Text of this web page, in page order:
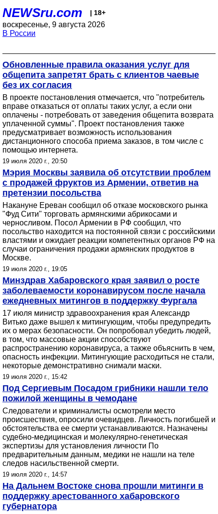
NEWSru.com | 18+
воскресенье, 9 августа 2026
В России
Обновленные правила оказания услуг для
общепита запретят брать с клиентов чаевые
без их согласия
В проекте постановления отмечается, что "потребитель
вправе отказаться от оплаты таких услуг, а если они
оплачены - потребовать от заведения общепита возврата
уплаченной суммы". Проект постановления также
предусматривает возможность использования
дистанционного способа приема заказов, в том числе с
помощью интернета.
19 июля 2020 г., 20:50
Мэрия Москвы заявила об отсутствии проблем
с продажей фруктов из Армении, ответив на
претензии посольства
Накануне Ереван сообщил об отказе московского рынка
"Фуд Сити" торговать армянскими абрикосами и
черносливом. Посол Армении в РФ сообщил, что
посольство находится на постоянной связи с российскими
властями и ожидает реакции компетентных органов РФ на
случаи ограничения продажи армянских продуктов в
Москве.
19 июля 2020 г., 19:05
Минздрав Хабаровского края заявил о росте
заболеваемости коронавирусом после начала
ежедневных митингов в поддержку Фургала
17 июля министр здравоохранения края Александр
Витько даже вышел к митингующим, чтобы предупредить
их о мерах безопасности. Он попробовал убедить людей,
в том, что массовые акции способствуют
распространению коронавируса, а также объяснить в чем,
опасность инфекции. Митингующие расходиться не стали,
некоторые демонстративно снимали маски.
19 июля 2020 г., 15:42
Под Сергиевым Посадом грибники нашли тело
пожилой женщины в чемодане
Следователи и криминалисты осмотрели место
происшествия, опросили очевидцев. Личность погибшей и
обстоятельства ее смерти устанавливаются. Назначены
судебно-медицинская и молекулярно-генетическая
экспертизы для установления личности По
предварительным данным, медики не нашли на теле
следов насильственной смерти.
19 июля 2020 г., 14:57
На Дальнем Востоке снова прошли митинги в
поддержку арестованного хабаровского
губернатора